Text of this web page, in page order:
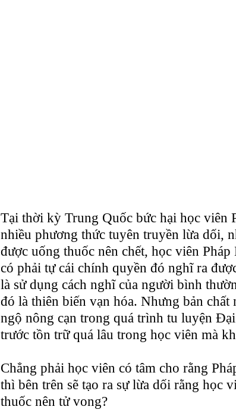
Tại thời kỳ Trung Quốc bức hại học viên
nhiều phương thức tuyên truyền lừa dối,
được uống thuốc nên chết, học viên
có phải tự cái chính quyền đó nghĩ ra
là sử dụng cách nghĩ của người bình
đó là thiên biến vạn hóa. Nhưng bản
ngộ nông cạn trong quá trình tu luyện
trước tồn trữ quá lâu trong học viên mà
Chẳng phải học viên có tâm cho rằng
thì bên trên sẽ tạo ra sự lừa dối rằng học
thuốc nên tử vong?